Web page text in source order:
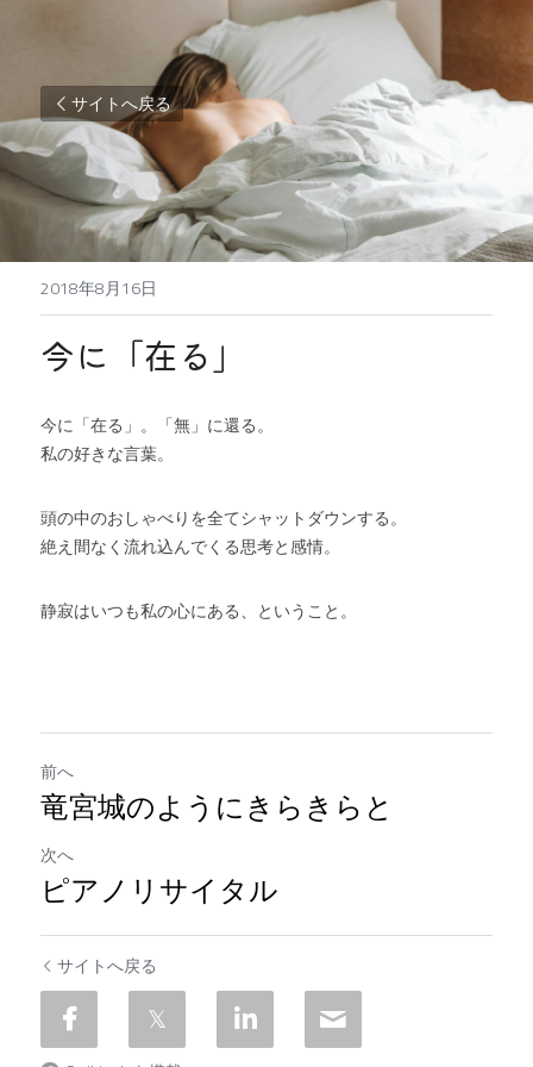
サイトへ戻る
2018年8月16日
今に「在る」
今に「在る」。「無」に還る。
私の好きな言葉。
頭の中のおしゃべりを全てシャットダウンする。
絶え間なく流れ込んでくる思考と感情。
静寂はいつも私の心にある、ということ。
前へ
竜宮城のようにきらきらと
次へ
ピアノリサイタル
サイトへ戻る